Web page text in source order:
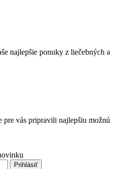
najlepšie ponuky z liečebných a
pre vás pripravili najlepšiu možnú
Prihlásiť